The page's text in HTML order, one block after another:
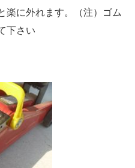
楽に外れます。（注）ゴム
下さい